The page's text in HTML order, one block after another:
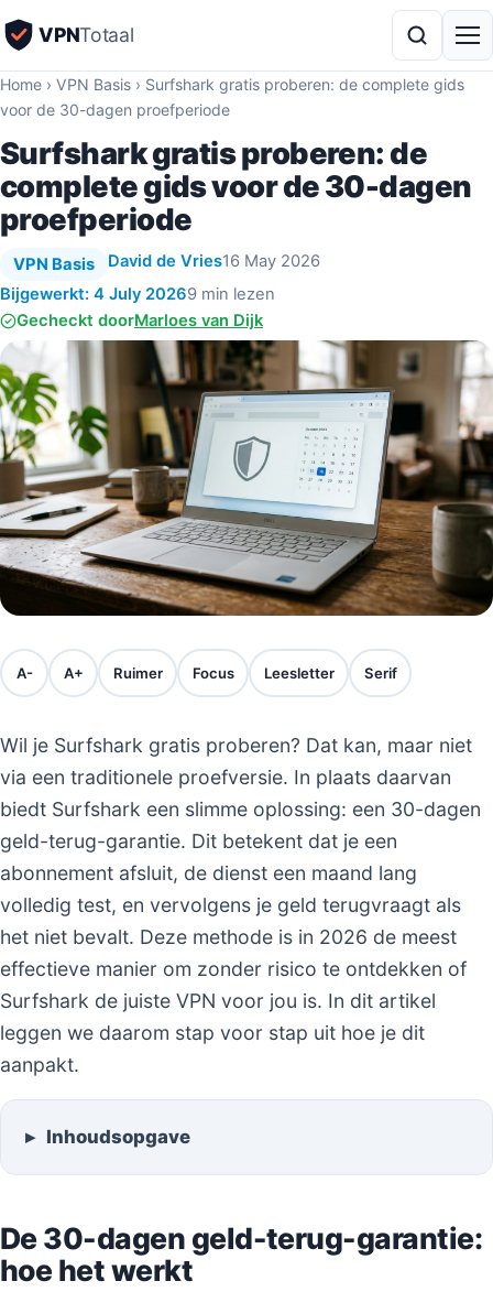
VPNTotaal
Home › VPN Basis › Surfshark gratis proberen: de complete gids
voor de 30-dagen proefperiode
Surfshark gratis proberen: de
complete gids voor de 30-dagen
proefperiode
VPN Basis David de Vries16 May 2026
Bijgewerkt: 4 July 20269 min lezen
Gecheckt doorMarloes van Dijk
A- A+ Ruimer Focus Leesletter Serif
Wil je Surfshark gratis proberen? Dat kan, maar niet
via een traditionele proefversie. In plaats daarvan
biedt Surfshark een slimme oplossing: een 30-dagen
geld-terug-garantie. Dit betekent dat je een
abonnement afsluit, de dienst een maand lang
volledig test, en vervolgens je geld terugvraagt als
het niet bevalt. Deze methode is in 2026 de meest
effectieve manier om zonder risico te ontdekken of
Surfshark de juiste VPN voor jou is. In dit artikel
leggen we daarom stap voor stap uit hoe je dit
aanpakt.
Inhoudsopgave
De 30-dagen geld-terug-garantie:
hoe het werkt